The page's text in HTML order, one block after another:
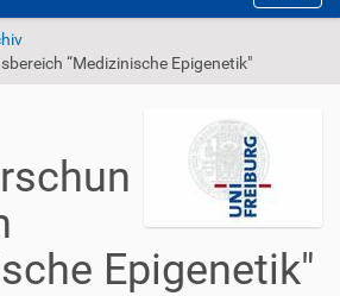
“Medizinische Epigenetik"
Epigenetik"